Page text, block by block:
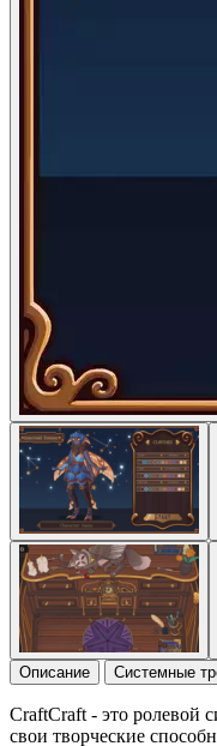
Описание Системные
CraftCraft - это ролевой
свои творческие